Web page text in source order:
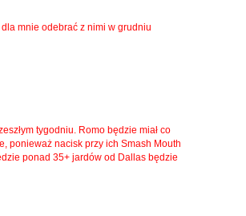
mnie odebrać z nimi w grudniu
tygodniu. Romo będzie miał co
ponieważ nacisk przy ich Smash Mouth
ponad 35+ jardów od Dallas będzie